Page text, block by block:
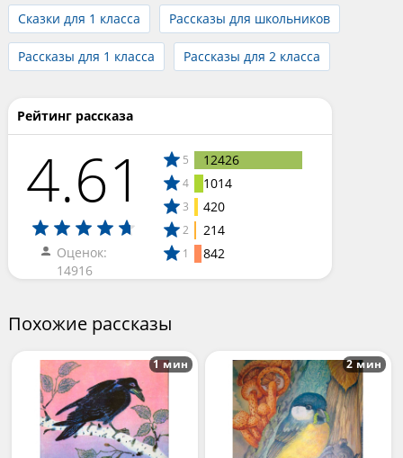
Сказки для 1 класса Рассказы для школьников
Рассказы для 1 класса Рассказы для 2 класса
Рейтинг рассказа
4.61
Оценок:
14916
5 12426
4 1014
3 420
2 214
1 842
Похожие рассказы
1 мин 2 мин